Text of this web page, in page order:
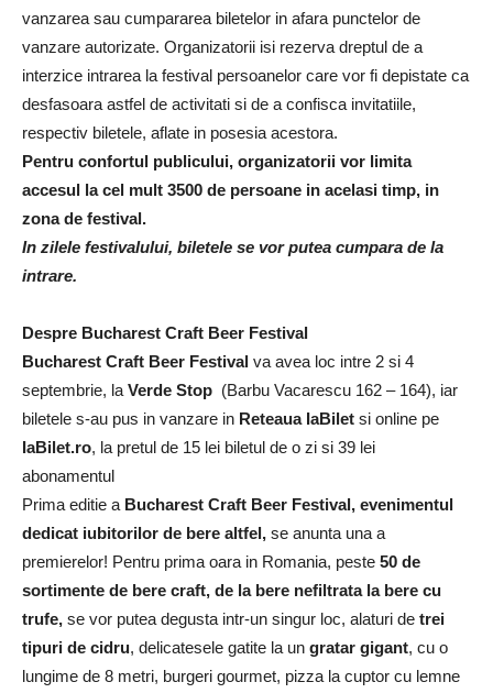
vanzarea sau cumpararea biletelor in afara punctelor de
vanzare autorizate. Organizatorii isi rezerva dreptul de a
interzice intrarea la festival persoanelor care vor fi depistate ca
desfasoara astfel de activitati si de a confisca invitatiile,
respectiv biletele, aflate in posesia acestora.
Pentru confortul publicului, organizatorii vor limita
accesul la cel mult 3500 de persoane in acelasi timp, in
zona de festival.
In zilele festivalului, biletele se vor putea cumpara de la
intrare.
Despre Bucharest Craft Beer Festival
Bucharest Craft Beer Festival va avea loc intre 2 si 4
septembrie, la Verde Stop (Barbu Vacarescu 162 – 164), iar
biletele s-au pus in vanzare in Reteaua IaBilet si online pe
IaBilet.ro, la pretul de 15 lei biletul de o zi si 39 lei
abonamentul
Prima editie a Bucharest Craft Beer Festival, evenimentul
dedicat iubitorilor de bere altfel, se anunta una a
premierelor! Pentru prima oara in Romania, peste 50 de
sortimente de bere craft, de la bere nefiltrata la bere cu
trufe, se vor putea degusta intr-un singur loc, alaturi de trei
tipuri de cidru, delicatesele gatite la un gratar gigant, cu o
lungime de 8 metri, burgeri gourmet, pizza la cuptor cu lemne